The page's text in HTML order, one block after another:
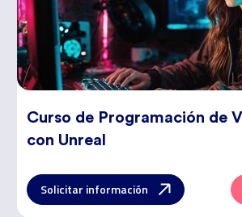
Curso de Programación de
con Unreal
Solicitar información